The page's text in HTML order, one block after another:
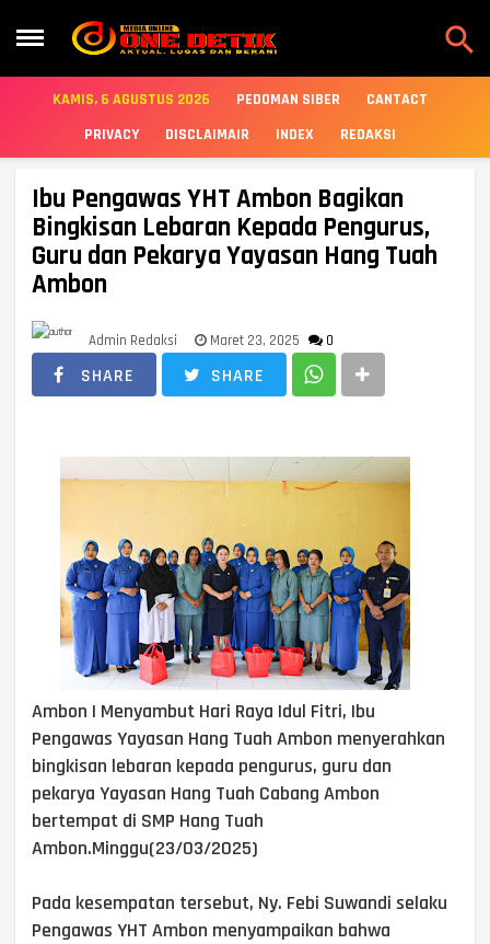

KAMIS, 6 AGUSTUS 2026 PEDOMAN SIBER
CANTACT
PRIVACY
DISCLAIMAIR INDEX REDAKSI
Ibu Pengawas YHT Ambon Bagikan
Bingkisan Lebaran Kepada Pengurus,
Guru dan Pekarya Yayasan Hang Tuah
Ambon
Admin Redaksi Maret 23, 2025 0
SHARE SHARE
Ambon | Menyambut Hari Raya Idul Fitri, Ibu
Pengawas Yayasan Hang Tuah Ambon menyerahkan
bingkisan lebaran kepada pengurus, guru dan
pekarya Yayasan Hang Tuah Cabang Ambon
bertempat di SMP Hang Tuah
Ambon.Minggu(23/03/2025)
Pada kesempatan tersebut, Ny. Febi Suwandi selaku
Pengawas YHT Ambon menyampaikan bahwa